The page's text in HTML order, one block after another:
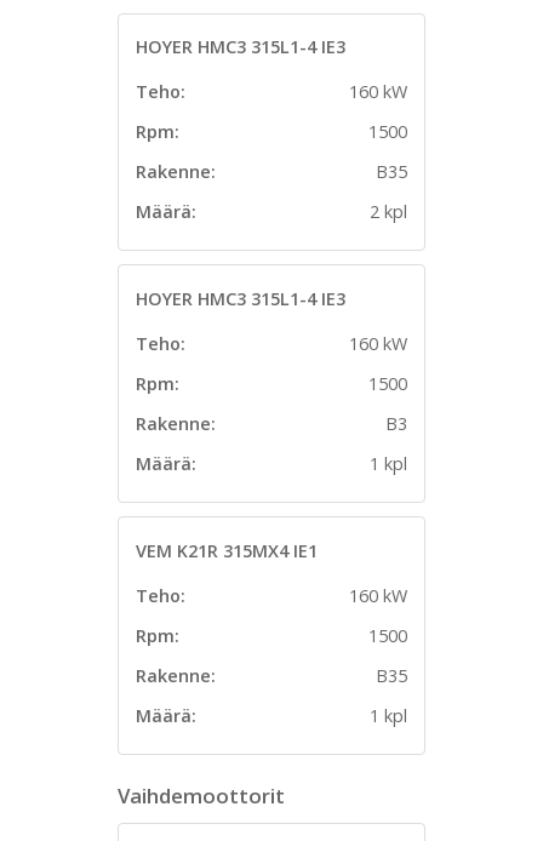
HOYER HMC3 315L1-4 IE3
Teho:
160 kW
Rpm:
1500
Rakenne:
B35
Määrä:
2 kpl
HOYER HMC3 315L1-4 IE3
Teho:
160 kW
Rpm:
1500
Rakenne:
B3
Määrä:
1 kpl
VEM K21R 315MX4 IE1
Teho:
160 kW
Rpm:
1500
Rakenne:
B35
Määrä:
1 kpl
Vaihdemoottorit